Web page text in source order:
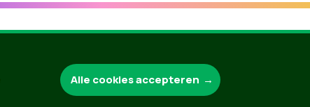
Groen.be
Alle cookies accepteren